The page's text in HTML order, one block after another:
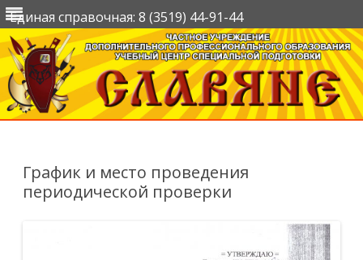
Единая справочная: 8 (3519) 44-91-44
График и место проведения
периодической проверки